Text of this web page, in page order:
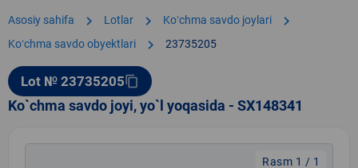
Asosiy sahifa chevron_right Lotlar chevron_right Koʻchma savdo joylari chevron_right
Koʻchma savdo obyektlari chevron_right 23735205
Lot № 23735205content_copy
Ko`chma savdo joyi, yo`l yoqasida - SX148341
Rasm 1 / 1